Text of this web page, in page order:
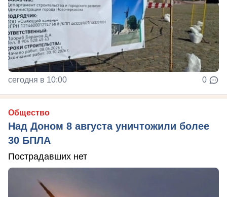
сегодня в 10:00 0
Общество
Над Доном 8 августа уничтожили более
30 БПЛА
Пострадавших нет